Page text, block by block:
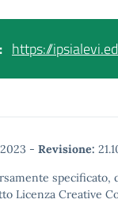
https://
- Revisione:
specificato,
Licenza Creative